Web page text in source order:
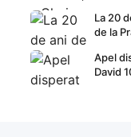
La 20
de la
Apel
David